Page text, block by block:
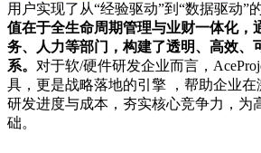
用户实现了从“经验驱动”到“数据驱动”
值在于全生命周期管理与业财一体化，
务、人力等部门，构建了透明、高效、
系。 对于软/硬件研发企业而言，
具，更是战略落地的引擎 ，帮助企业
研发进度与成本，夯实核心竞争力，为
础。